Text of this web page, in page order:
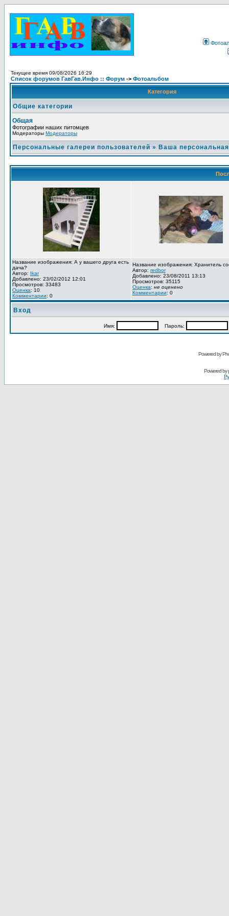
Текущее время 09/08/2026 16:29
Список форумов ГавГав.Инфо :: Форум -> Фотоальбом
Категория
Общие категории
Общая
Фотографии наших питомцев
Модераторы Модераторы
Персональные галереи пользователей » Ваша
Название изображения: А у вашего друга есть
дача?
Автор: Ikar
Добавлено: 23/02/2012 12:01
Просмотров: 33483
Оценка: 10
Комментарии: 0
Название изображения: Хранитель
Автор: redbor
Добавлено: 23/08/2011 13:13
Просмотров: 35115
Оценка: не оценено
Комментарии: 0
Вход
Имя: Пароль:
Powered by
Powered by